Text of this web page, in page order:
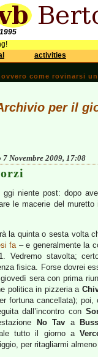
activities
ovvero come rovinarsi
per il
7 Novembre 2009, 17:08
ggi niente post: dopo
le macerie del
la quinta o sesta volta
fa– e generalmente la
Vedremo stavolta;
fisica. Forse dovrei
sera con prima
politica in pizzeria a
fortuna cancellata);
dall’incontro con
No Tav a
tutto il giorno a
per ritagliarmi